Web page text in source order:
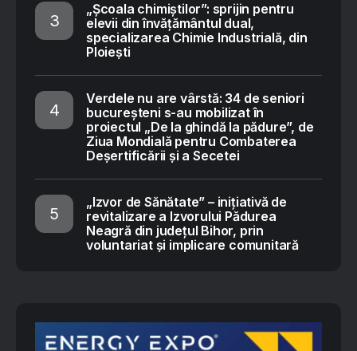
„Școala chimiștilor”: sprijin pentru
elevii din învățământul dual,
specializarea Chimie Industrială, din
Ploiești
Verdele nu are vârstă: 34 de seniori
bucureșteni s-au mobilizat în
proiectul „De la ghindă la pădure”, de
Ziua Mondială pentru Combaterea
Deșertificării și a Secetei
„Izvor de Sănătate” – inițiativă de
revitalizare a Izvorului Pădurea
Neagră din județul Bihor, prin
voluntariat și implicare comunitară